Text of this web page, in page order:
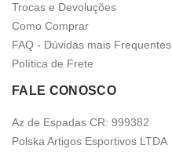
Trocas e Devoluções
Como Comprar
FAQ - Dúvidas mais Frequentes
Política de Frete
FALE CONOSCO
Az de Espadas CR: 999382
Polska Artigos Esportivos LTDA